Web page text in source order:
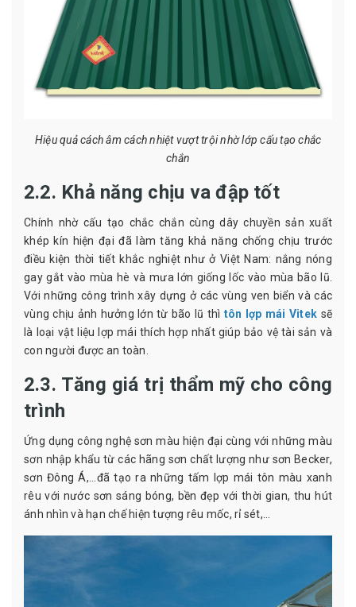
Hiệu quả cách âm cách nhiệt vượt trội nhờ lớp cấu tạo chắc
chắn
2.2. Khả năng chịu va đập tốt
Chính nhờ cấu tạo chắc chắn cùng dây chuyền sản xuất
khép kín hiện đại đã làm tăng khả năng chống chịu trước
điều kiện thời tiết khắc nghiệt như ở Việt Nam: nắng nóng
gay gắt vào mùa hè và mưa lớn giống lốc vào mùa bão lũ.
Với những công trình xây dựng ở các vùng ven biển và các
vùng chịu ảnh hưởng lớn từ bão lũ thì tôn lợp mái Vitek sẽ
là loại vật liệu lợp mái thích hợp nhất giúp bảo vệ tài sản và
con người được an toàn.
2.3. Tăng giá trị thẩm mỹ cho công
trình
Ứng dụng công nghệ sơn màu hiện đại cùng với những màu
sơn nhập khẩu từ các hãng sơn chất lượng như sơn Becker,
sơn Đông Á,...đã tạo ra những tấm lợp mái tôn màu xanh
rêu với nước sơn sáng bóng, bền đẹp với thời gian, thu hút
ánh nhìn và hạn chế hiện tượng rêu mốc, rỉ sét,...